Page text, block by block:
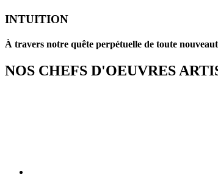
INTUITION
À travers notre quête perpétuelle de toute
NOS CHEFS D'OEUVRES